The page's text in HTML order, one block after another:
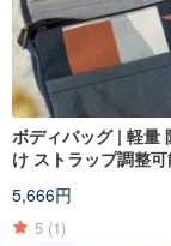
ボディバッグ | 軽量
け ストラップ調整
5,666円
5 (1)